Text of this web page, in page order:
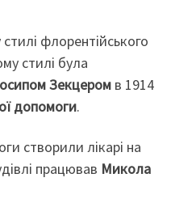
флорентійського
стилі була
Зекцером в 1914
допомоги.
створили лікарі на
працював Микола